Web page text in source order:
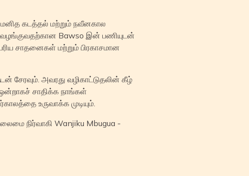
மனித கடத்தல் மற்றும் நவீனகால
Bawso இன் பணியுடன்
சாதனைகள் மற்றும் பிரகாசமான
சேரவும். அவரது வழிகாட்டுதலின் கீழ்
சாதிக்க நாங்கள்
உருவாக்க முடியும்.
நிர்வாகி Wanjiku Mbugua -